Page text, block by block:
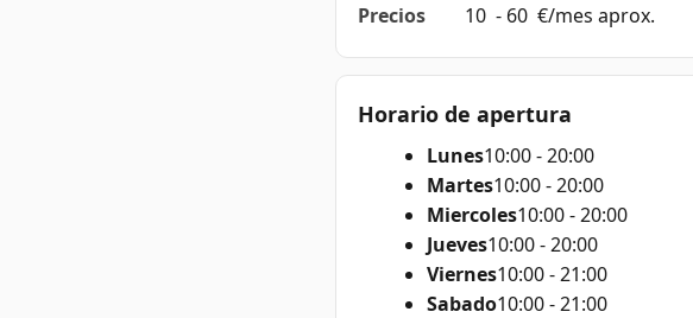
Precios
10  - 60  €/mes aprox.
Horario de apertura
Lunes10:00 - 20:00
Martes10:00 - 20:00
Miercoles10:00 - 20:00
Jueves10:00 - 20:00
Viernes10:00 - 21:00
Sabado10:00 - 21:00